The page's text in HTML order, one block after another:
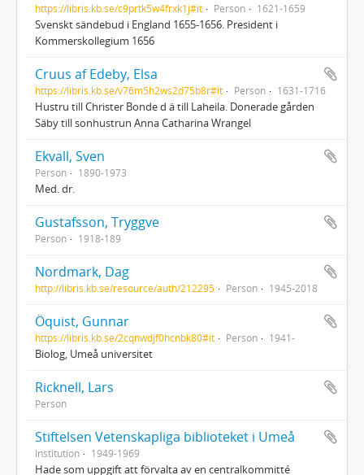
https://libris.kb.se/c9prtk5w4frxk1j#it Person 1621-1659
Svenskt sändebud i England 1655-1656. President i
Kommerskollegium 1656
Cruus af Edeby, Elsa
https://libris.kb.se/v76m5h2ws2d75b8r#it Person 1631-1716
Hustru till Christer Bonde d ä till Laheila. Donerade gården
Säby till sonhustrun Anna Catharina Wrangel
Ekvall, Sven
Person 1890-1973
Med. dr.
Gustafsson, Tryggve
Person 1918-189
Nordmark, Dag
http://libris.kb.se/resource/auth/212295 Person 1945-2018
Öquist, Gunnar
https://libris.kb.se/2cqnwdjf0hcnbk80#it Person 1941-
Biolog, Umeå universitet
Ricknell, Lars
Person
Stiftelsen Vetenskapliga biblioteket i Umeå
Institution 1949-1969
Hade som uppgift att förvalta av en centralkommitté